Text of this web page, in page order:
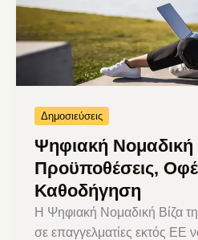
Δημοσιεύσεις
Ψηφιακή
Προϋποθέσεις,
Καθοδήγηση
Η Ψηφιακή Νομαδική Βίζα
σε επαγγελματίες εκτός ΕΕ